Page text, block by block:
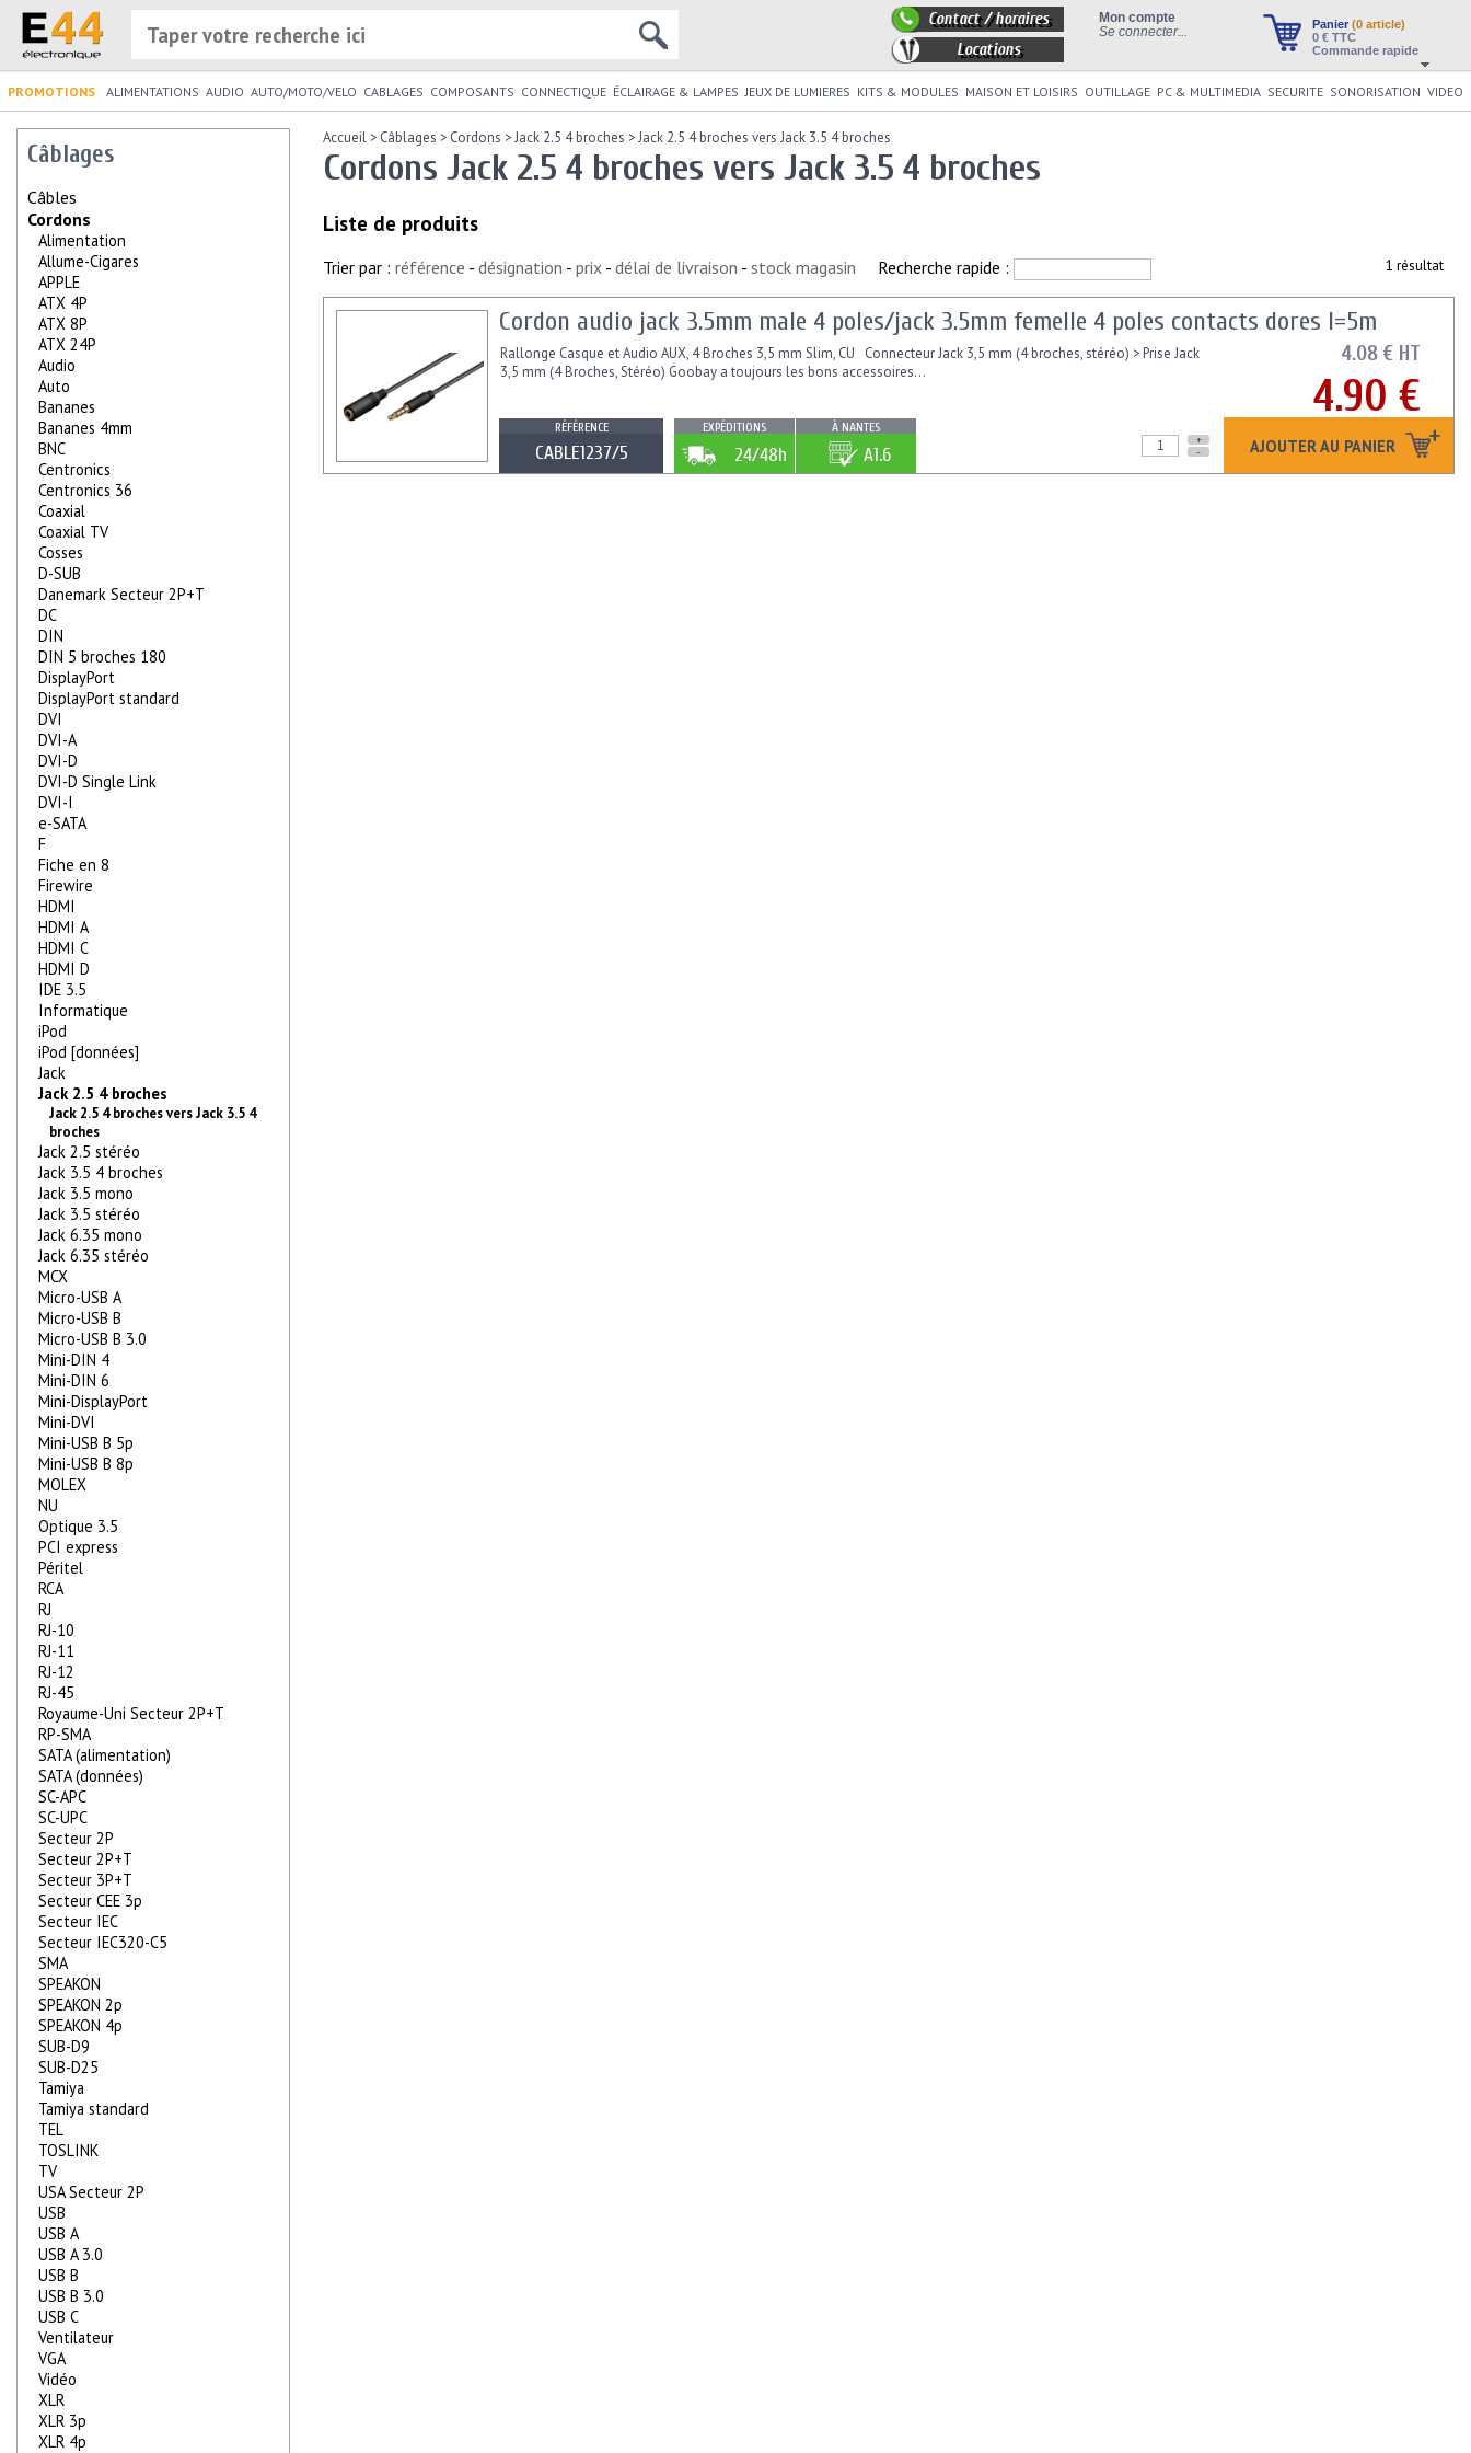
Panier (0 article)
0 € TTC
Commande rapide
Mon compte
Se connecter...
Contact / horaires
Locations
PROMOTIONS ALIMENTATIONS AUDIO AUTO/MOTO/VELO CABLAGES COMPOSANTS CONNECTIQUE ÉCLAIRAGE & LAMPES JEUX DE LUMIERES KITS & MODULES MAISON ET LOISIRS OUTILLAGE PC & MULTIMEDIA SECURITE SONORISATION VIDEO
Câblages
Câbles
Cordons
Alimentation
Allume-Cigares
APPLE
ATX 4P
ATX 8P
ATX 24P
Audio
Auto
Bananes
Bananes 4mm
BNC
Centronics
Centronics 36
Coaxial
Coaxial TV
Cosses
D-SUB
Danemark Secteur 2P+T
DC
DIN
DIN 5 broches 180
DisplayPort
DisplayPort standard
DVI
DVI-A
DVI-D
DVI-D Single Link
DVI-I
e-SATA
F
Fiche en 8
Firewire
HDMI
HDMI A
HDMI C
HDMI D
IDE 3.5
Informatique
iPod
iPod [données]
Jack
Jack 2.5 4 broches
Jack 2.5 4 broches vers Jack 3.5 4
broches
Jack 2.5 stéréo
Jack 3.5 4 broches
Jack 3.5 mono
Jack 3.5 stéréo
Jack 6.35 mono
Jack 6.35 stéréo
MCX
Micro-USB A
Micro-USB B
Micro-USB B 3.0
Mini-DIN 4
Mini-DIN 6
Mini-DisplayPort
Mini-DVI
Mini-USB B 5p
Mini-USB B 8p
MOLEX
NU
Optique 3.5
PCI express
Péritel
RCA
RJ
RJ-10
RJ-11
RJ-12
RJ-45
Royaume-Uni Secteur 2P+T
RP-SMA
SATA (alimentation)
SATA (données)
SC-APC
SC-UPC
Secteur 2P
Secteur 2P+T
Secteur 3P+T
Secteur CEE 3p
Secteur IEC
Secteur IEC320-C5
SMA
SPEAKON
SPEAKON 2p
SPEAKON 4p
SUB-D9
SUB-D25
Tamiya
Tamiya standard
TEL
TOSLINK
TV
USA Secteur 2P
USB
USB A
USB A 3.0
USB B
USB B 3.0
USB C
Ventilateur
VGA
Vidéo
XLR
XLR 3p
XLR 4p
Accueil > Câblages > Cordons >Jack 2.5 4 broches >Jack 2.5 4 broches vers Jack 3.5 4 broches
Cordons Jack 2.5 4 broches vers Jack 3.5 4 broches
Liste de produits
1 résultat
Trier par : référence - désignation - prix - délai de livraison - stock magasin Recherche rapide :
4.08 € HT
4.90 €
AJOUTER AU PANIER
Cordon audio jack 3.5mm male 4 poles/jack 3.5mm femelle 4 poles contacts dores l=5m
Rallonge Casque et Audio AUX, 4 Broches 3,5 mm Slim, CU Connecteur Jack 3,5 mm (4 broches, stéréo) > Prise Jack
3,5 mm (4 Broches, Stéréo) Goobay a toujours les bons accessoires...
RÉFÉRENCE
CABLE1237/5
EXPÉDITIONS
24/48h
À NANTES
A1.6
+
-